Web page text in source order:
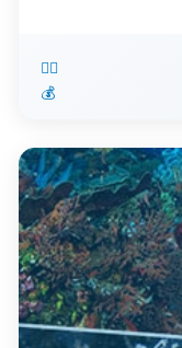
🏊‍♂️
💰